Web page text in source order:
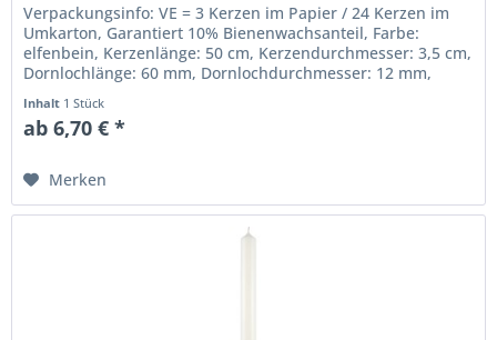
Verpackungsinfo: VE = 3 Kerzen im Papier / 24 Kerzen im
Umkarton, Garantiert 10% Bienenwachsanteil, Farbe:
elfenbein, Kerzenlänge: 50 cm, Kerzendurchmesser: 3,5 cm,
Dornlochlänge: 60 mm, Dornlochdurchmesser: 12 mm,
Inhalt 1 Stück
ab 6,70 € *
Merken